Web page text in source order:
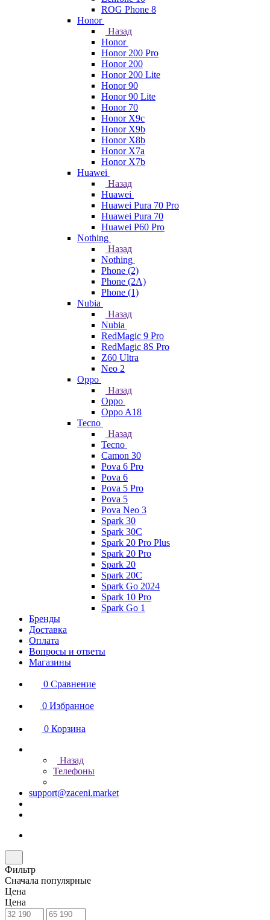
ROG Phone 8
Honor
Назад
Honor
Honor 200 Pro
Honor 200
Honor 200 Lite
Honor 90
Honor 90 Lite
Honor 70
Honor X9c
Honor X9b
Honor X8b
Honor X7a
Honor X7b
Huawei
Назад
Huawei
Huawei Pura 70 Pro
Huawei Pura 70
Huawei P60 Pro
Nothing
Назад
Nothing
Phone (2)
Phone (2A)
Phone (1)
Nubia
Назад
Nubia
RedMagic 9 Pro
RedMagic 8S Pro
Z60 Ultra
Neo 2
Oppo
Назад
Oppo
Oppo A18
Tecno
Назад
Tecno
Camon 30
Pova 6 Pro
Pova 6
Pova 5 Pro
Pova 5
Pova Neo 3
Spark 30
Spark 30C
Spark 20 Pro Plus
Spark 20 Pro
Spark 20
Spark 20C
Spark Go 2024
Spark 10 Pro
Spark Go 1
Бренды
Доставка
Оплата
Вопросы и ответы
Магазины
0 Сравнение
0 Избранное
0 Корзина
Назад
Телефоны
support@zaceni.market
Фильтр
Сначала популярные
Цена
Цена